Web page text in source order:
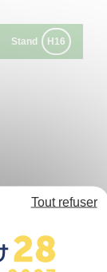
Stand H16
Tout refuser